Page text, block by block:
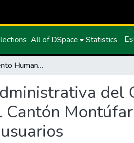
All of DSpace Statistics
Gestión del Talento Humano en el área administrativa del Gobierno Autónomo Descentralizado Municipal del Cantón Montúfar y la incidencia en la calidad del servicio a los usuarios
del